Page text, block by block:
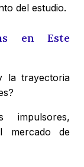
del estudio.
en Este
la trayectoria
impulsores,
mercado de